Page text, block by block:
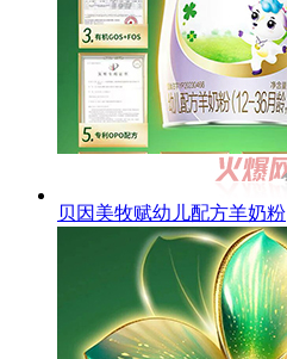
贝因美牧赋幼儿配方羊奶粉